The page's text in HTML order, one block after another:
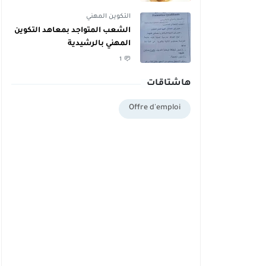
مجاني
التكوين المهني
الشعب المتواجد بمعاهد التكوين
المهني بالرشيدية
1
هاشتاقات
Offre d'emploi